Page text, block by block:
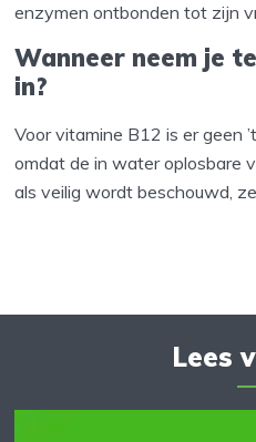
enzymen ontbonden tot zijn
Wanneer neem je
in?
Voor vitamine B12 is er geen
omdat de in water oplosbare
als veilig wordt beschouwd,
Lees